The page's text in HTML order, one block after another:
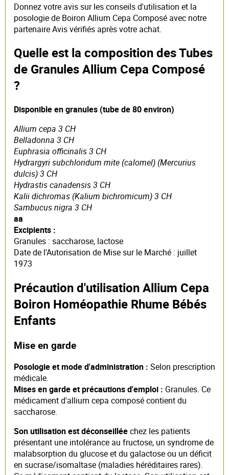
Donnez votre avis sur les conseils d'utilisation et la
posologie de Boiron Allium Cepa Composé avec notre
partenaire Avis vérifiés après votre achat.
Quelle est la composition des Tubes
de Granules Allium Cepa Composé
?
Disponible en granules (tube de 80 environ)
Allium cepa 3 CH
Belladonna 3 CH
Euphrasia officinalis 3 CH
Hydrargyri subchloridum mite (calomel) (Mercurius
dulcis) 3 CH
Hydrastis canadensis 3 CH
Kalii dichromas (Kalium bichromicum) 3 CH
Sambucus nigra 3 CH
aa
Excipients :
Granules : saccharose, lactose
Date de l'Autorisation de Mise sur le Marché : juillet
1973
Précaution d'utilisation Allium Cepa
Boiron Homéopathie Rhume Bébés
Enfants
Mise en garde
Posologie et mode d'administration : Selon prescription
médicale.
Mises en garde et précautions d'emploi : Granules. Ce
médicament d'allium cepa composé contient du
saccharose.
Son utilisation est déconseilléechez les patients
présentant une intolérance au fructose, un syndrome de
malabsorption du glucose et du galactose ou un déficit
en sucrase/isomaltase (maladies héréditaires rares).